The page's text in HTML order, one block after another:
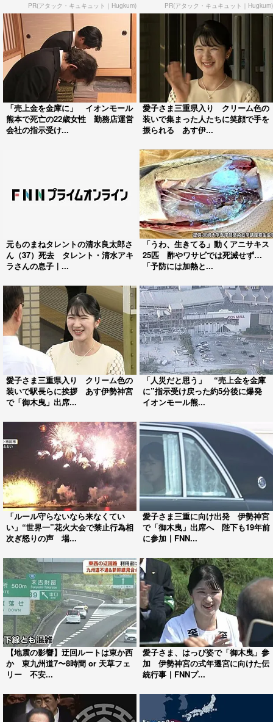
PR(アタック・キュキュット｜Hugkum) PR(アタック・キュキュット｜Hugkum)
「売上金を金庫に」 イオンモール
熊本で死亡の22歳女性 勤務店運営
会社の指示受け...
愛子さま三重県入り クリーム色の
装いで集まった人たちに笑顔で手を
振られる あす伊...
元ものまねタレントの清水良太郎さ
ん（37）死去 タレント・清水アキ
ラさんの息子｜...
「うわ、生きてる」動くアニサキス
25匹 酢やワサビでは死滅せず…
「予防には加熱と...
愛子さま三重県入り クリーム色の
装いで駅長らに挨拶 あす伊勢神宮
で「御木曳」出席...
「人災だと思う」 “売上金を金庫
に”指示受け戻った約5分後に爆発
イオンモール熊...
「ルール守らないなら来なくてい
い」“世界一”花火大会で禁止行為相
次ぎ怒りの声 場...
愛子さま三重に向け出発 伊勢神宮
で「御木曳」出席へ 陛下も19年前
に参加｜FNN...
【地震の影響】迂回ルートは東か西
か 東九州道7〜8時間 or 天草フェ
リー 不安...
愛子さま、はっぴ姿で「御木曳」参
加 伊勢神宮の式年遷宮に向けた伝
統行事｜FNNプ...